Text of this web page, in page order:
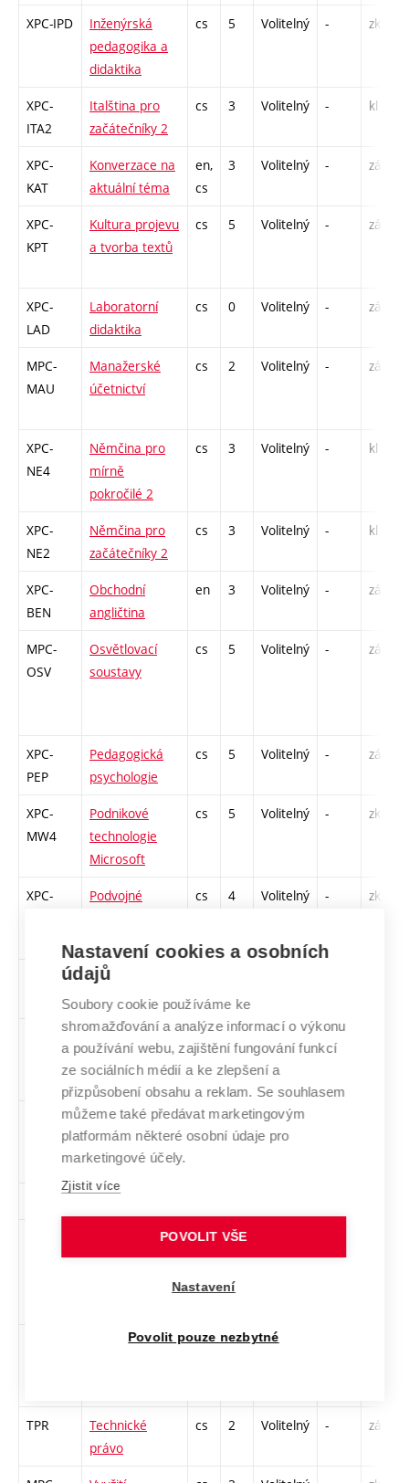
XPC-IPD
Inženýrská
pedagogika a
didaktika
cs 5 Volitelný - zk
XPC-
ITA2
Italština pro
začátečníky 2
cs 3 Volitelný - kl
XPC-
KAT
Konverzace na
aktuální téma
en,
cs
3 Volitelný - zá,zk
XPC-
KPT
Kultura projevu
a tvorba textů
cs 5 Volitelný - zá
XPC-
LAD
Laboratorní
didaktika
cs 0 Volitelný - zá
MPC-
MAU
Manažerské
účetnictví
cs 2 Volitelný - zá
XPC-
NE4
Němčina pro
mírně
pokročilé 2
cs 3 Volitelný - kl
XPC-
NE2
Němčina pro
začátečníky 2
cs 3 Volitelný - kl
XPC-
BEN
Obchodní
angličtina
en 3 Volitelný - zá,zk
MPC-
OSV
Osvětlovací
soustavy
cs 5 Volitelný - zá,zk
XPC-
PEP
Pedagogická
psychologie
cs 5 Volitelný - zá,zk
XPC-
MW4
Podnikové
technologie
Microsoft
cs 5 Volitelný - zk
XPC-
Podvojné
cs 4 Volitelný - zk
Programování
v .NET a C#
XPC-PFV
Projektování
fotovoltaických
elektráren
cs 2 Volitelný -
Projektové
řízení inovací -
TRIZ
cs 5 Volitelný
systémy
cs 5
Technická
en 2 Volitelný
TPR
Technické
právo
cs 2 Volitelný - zá
Nastavení cookies a osobních
údajů
Soubory cookie používáme ke
shromažďování a analýze informací o výkonu
a používání webu, zajištění fungování funkcí
ze sociálních médií a ke zlepšení a
přizpůsobení obsahu a reklam. Se souhlasem
můžeme také předávat marketingovým
platformám některé osobní údaje pro
marketingové účely.
Zjistit více
POVOLIT VŠE
Nastavení
Povolit pouze nezbytné